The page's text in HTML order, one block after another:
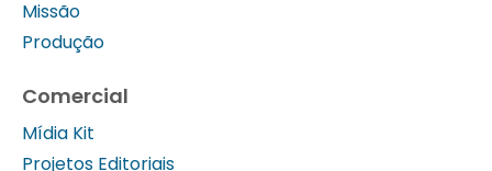
Missão
Produção
Comercial
Mídia Kit
Projetos Editoriais